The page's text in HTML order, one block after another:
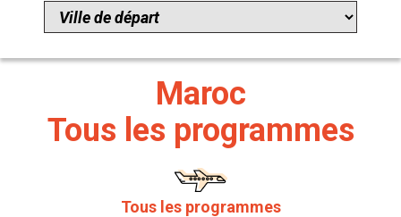
Maroc
Tous les programmes
Tous les programmes